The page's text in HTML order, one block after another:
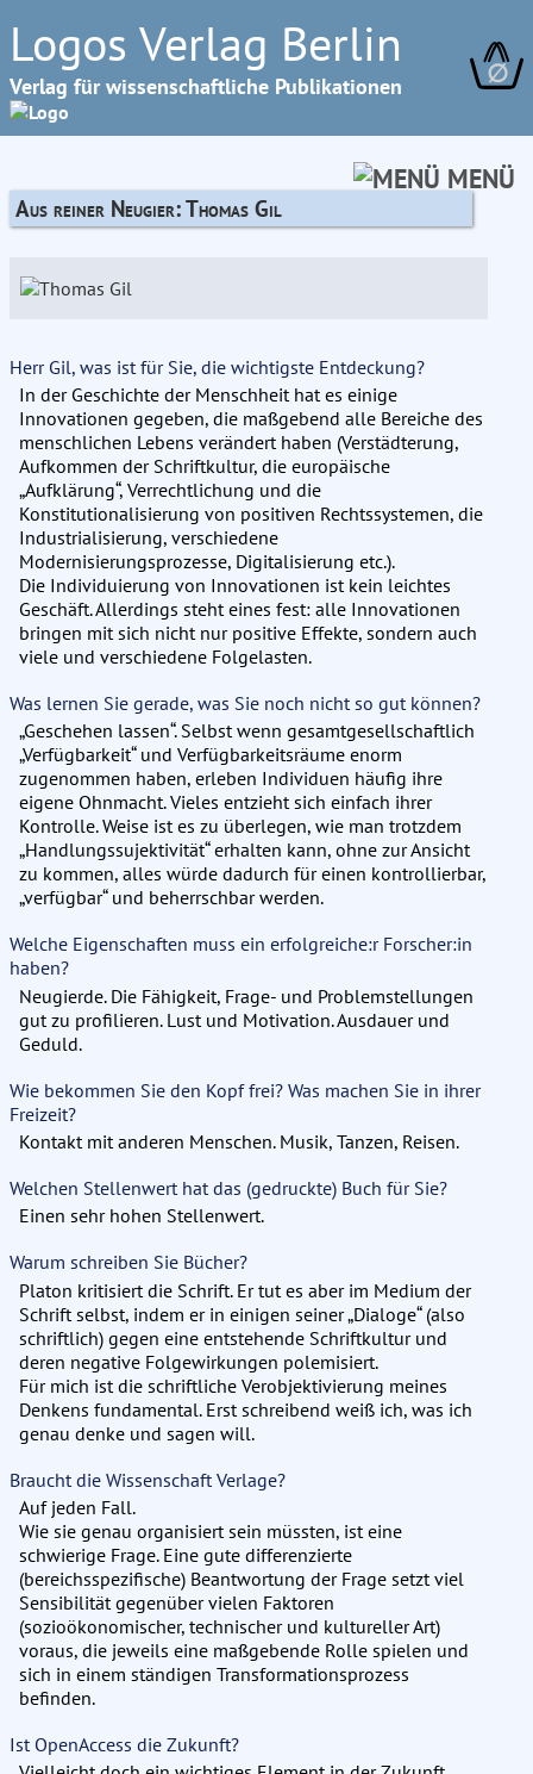
Logos Verlag Berlin
Verlag für wissenschaftliche Publikationen ∅
MENÜ
Aus reiner Neugier: Thomas Gil
Herr Gil, was ist für Sie, die wichtigste Entdeckung?
In der Geschichte der Menschheit hat es einige
Innovationen gegeben, die maßgebend alle Bereiche des
menschlichen Lebens verändert haben (Verstädterung,
Aufkommen der Schriftkultur, die europäische
„Aufklärung“, Verrechtlichung und die
Konstitutionalisierung von positiven Rechtssystemen, die
Industrialisierung, verschiedene
Modernisierungsprozesse, Digitalisierung etc.).
Die Individuierung von Innovationen ist kein leichtes
Geschäft. Allerdings steht eines fest: alle Innovationen
bringen mit sich nicht nur positive Effekte, sondern auch
viele und verschiedene Folgelasten.
Was lernen Sie gerade, was Sie noch nicht so gut können?
„Geschehen lassen“. Selbst wenn gesamtgesellschaftlich
„Verfügbarkeit“ und Verfügbarkeitsräume enorm
zugenommen haben, erleben Individuen häufig ihre
eigene Ohnmacht. Vieles entzieht sich einfach ihrer
Kontrolle. Weise ist es zu überlegen, wie man trotzdem
„Handlungssujektivität“ erhalten kann, ohne zur Ansicht
zu kommen, alles würde dadurch für einen kontrollierbar,
„verfügbar“ und beherrschbar werden.
Welche Eigenschaften muss ein erfolgreiche:r Forscher:in
haben?
Neugierde. Die Fähigkeit, Frage- und Problemstellungen
gut zu profilieren. Lust und Motivation. Ausdauer und
Geduld.
Wie bekommen Sie den Kopf frei? Was machen Sie in ihrer
Freizeit?
Kontakt mit anderen Menschen. Musik, Tanzen, Reisen.
Welchen Stellenwert hat das (gedruckte) Buch für Sie?
Einen sehr hohen Stellenwert.
Warum schreiben Sie Bücher?
Platon kritisiert die Schrift. Er tut es aber im Medium der
Schrift selbst, indem er in einigen seiner „Dialoge“ (also
schriftlich) gegen eine entstehende Schriftkultur und
deren negative Folgewirkungen polemisiert.
Für mich ist die schriftliche Verobjektivierung meines
Denkens fundamental. Erst schreibend weiß ich, was ich
genau denke und sagen will.
Braucht die Wissenschaft Verlage?
Auf jeden Fall.
Wie sie genau organisiert sein müssten, ist eine
schwierige Frage. Eine gute differenzierte
(bereichsspezifische) Beantwortung der Frage setzt viel
Sensibilität gegenüber vielen Faktoren
(sozioökonomischer, technischer und kultureller Art)
voraus, die jeweils eine maßgebende Rolle spielen und
sich in einem ständigen Transformationsprozess
befinden.
Ist OpenAccess die Zukunft?